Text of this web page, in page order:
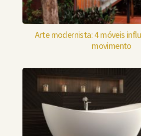
Arte modernista: 4 móveis
movimento